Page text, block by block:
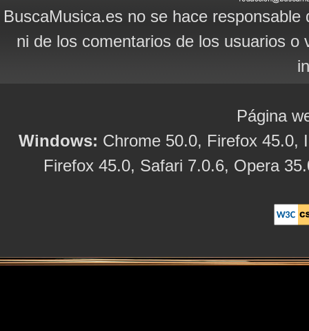
BuscaMusica.es no se hace
ni de los comentarios de los usuarios
Página
Windows: Chrome 50.0, Firefox 45.0,
Firefox 45.0, Safari 7.0.6, Opera